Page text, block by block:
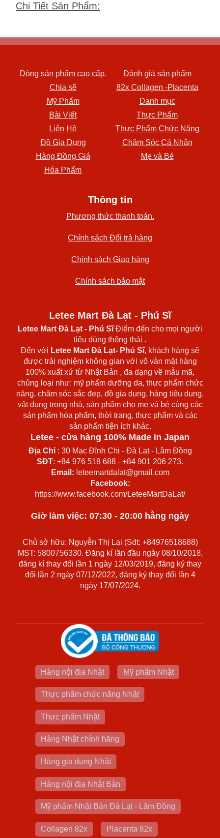
Chi Tiết Sản Phẩm:
Dòng sản phẩm cao cấp.
Đánh giá sản phẩm
Chia sẽ
82x Collagen -Placenta
Mỹ Phẩm
Danh mục
Bài Viết
Thực Phẩm
Liên Hệ
Thực Phẩm Chức Năng
Đồ Gia Dụng
Chăm Sóc Cá Nhân
Hàng Đồng Giá
Mẹ và Bé
Hóa Phẩm
Thông tin
Phương thức thanh toán.
Chính sách Đổi trả hàng
Chính sách Giao hàng
Chính sách bảo mật
Letee Mart Đà Lạt - Phú Sĩ
Letee Mart Đà Lạt - Phú SĩĐiểm đến cho mọi người
tiêu dùng thông thái .
Đến với Letee Mart Đà Lạt- Phú Sĩ, khách hàng sẽ
được trải nghiệm không gian với vô vàn mặt hàng
100% xuất xứ từ Nhật Bản , đa dạng về mẫu mã,
chủng loại như: mỹ phẩm dưỡng da, thực phẩm chức
năng, chăm sóc sắc đẹp, đồ gia dụng, hàng tiêu dụng,
vật dụng trong nhà, sản phẩm cho mẹ và bé cùng các
sản phẩm hóa phẩm, thời trang, thực phẩm và các
sản phẩm tiện ích khác.
Letee - cửa hàng 100% Made in Japan
Địa Chỉ: 30 Mạc Đĩnh Chi - Đà Lạt - Lâm Đồng
SĐT: +84 976 518 688 - +84 901 206 273.
Email: leteemartdalat@gmail.com
Facebook:
https://www.facebook.com/LeteeMartDaLat/
Giờ làm việc: 07:30 - 20:00 hằng ngày
Chủ sở hữu: Nguyễn Thị Lại (Sdt: +84976518688)
MST: 5800756330. Đăng kí lần đầu ngày 08/10/2018,
đăng kí thay đổi lần 1 ngày 12/03/2019, đăng ký thay
đổi lần 2 ngày 07/12/2022, đăng ký thay đổi lần 4
ngày 17/07/2024.
Hàng nội địa Nhật Mỹ phẩm Nhật
Thực phẩm chức năng Nhật
Thực phẩm Nhật
Hàng Nhật chính hãng
Hàng gia dụng Nhật
Hàng nội địa Nhật Bản
Mỹ phẩm Nhật Bản Đà Lạt - Lâm Đồng
Collagen 82x Placenta 82x